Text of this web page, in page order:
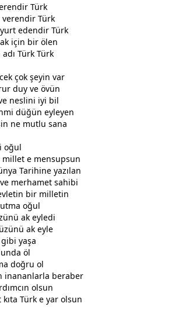
Türk
verendir Türk
edendir Türk
için bir ölen
Türk Türk
çok şeyin var
duy ve övün
neslini iyi bil
düğün eyleyen
ne mutlu sana
oğul
e mensupsun
Tarihine yazılan
merhamet sahibi
bir milletin
oğul
ak eyledi
ak eyle
yaşa
öl
doğru ol
inananlarla beraber
olsun
Türk e yar olsun